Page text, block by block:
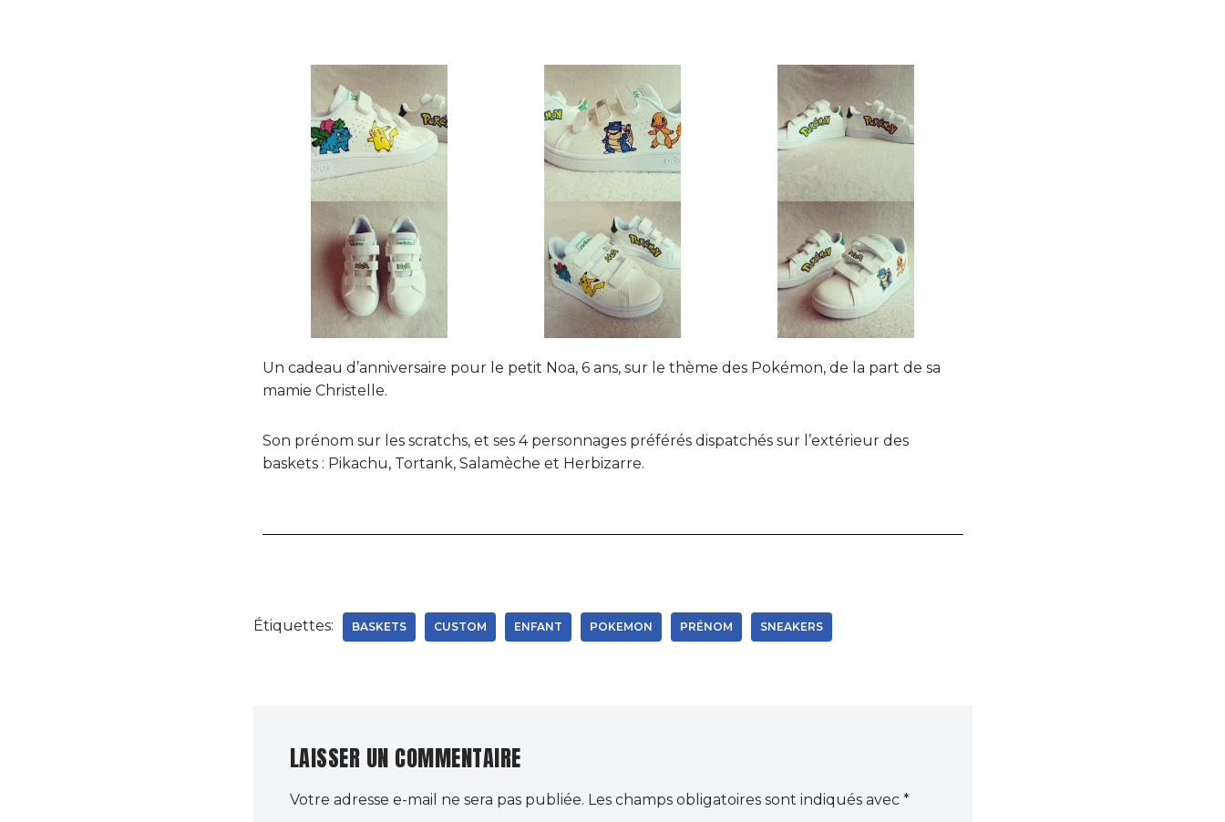
Un cadeau d’anniversaire pour le petit Noa, 6 ans, sur le thème des Pokémon, de la part de sa
mamie Christelle.
Son prénom sur les scratchs, et ses 4 personnages préférés dispatchés sur l’extérieur des
baskets : Pikachu, Tortank, Salamèche et Herbizarre.
Étiquettes: BASKETS CUSTOM ENFANT POKEMON PRÉNOM SNEAKERS
LAISSER UN COMMENTAIRE
Votre adresse e-mail ne sera pas publiée. Les champs obligatoires sont indiqués avec *